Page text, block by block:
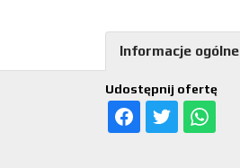
Udostępnij ofertę
Informacje ogólne